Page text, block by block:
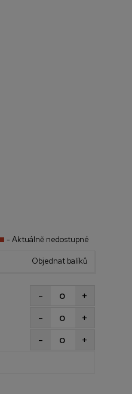
- Aktuálně nedostupné
Objednat balíků
+
-
+
-
+
-